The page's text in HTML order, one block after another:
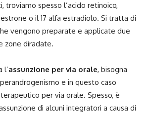
troviamo spesso l’acido retinoico,
o il 17 alfa estradiolo. Si tratta di
vengono preparate e applicate due
zone diradate.
l’assunzione per via orale, bisogna
e in questo caso
per via orale. Spesso, è
di alcuni integratori a causa di